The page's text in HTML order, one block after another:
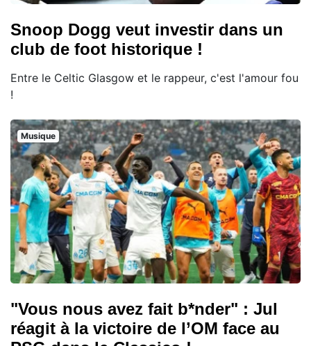
Snoop Dogg veut investir dans un
club de foot historique !
Entre le Celtic Glasgow et le rappeur, c'est l'amour fou
!
Musique
"Vous nous avez fait b*nder" : Jul
réagit à la victoire de l’OM face au